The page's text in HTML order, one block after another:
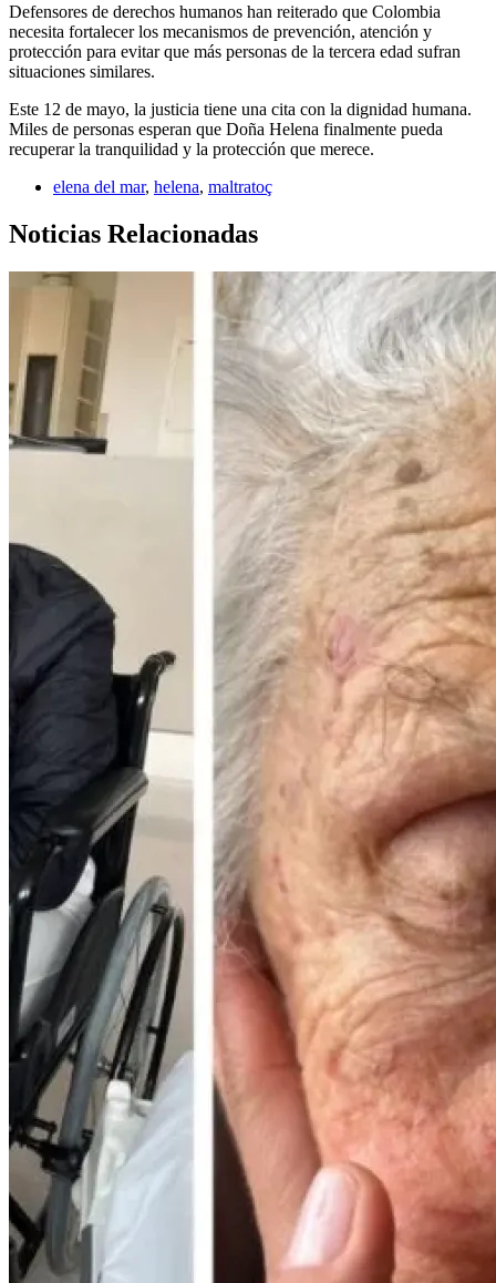
Defensores de derechos humanos han reiterado que Colombia
necesita fortalecer los mecanismos de prevención, atención y
protección para evitar que más personas de la tercera edad sufran
situaciones similares.
Este 12 de mayo, la justicia tiene una cita con la dignidad humana.
Miles de personas esperan que Doña Helena finalmente pueda
recuperar la tranquilidad y la protección que merece.
elena del mar, helena, maltratoç
Noticias Relacionadas